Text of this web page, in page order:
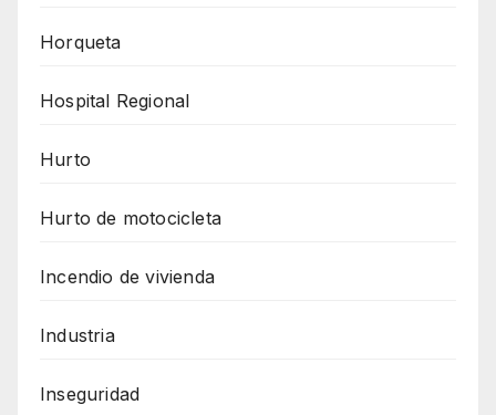
Horqueta
Hospital Regional
Hurto
Hurto de motocicleta
Incendio de vivienda
Industria
Inseguridad